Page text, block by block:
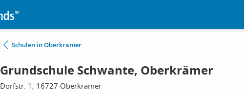
Schulen in Oberkrämer
Grundschule Schwante, Oberkrämer
Dorfstr. 1, 16727 Oberkrämer